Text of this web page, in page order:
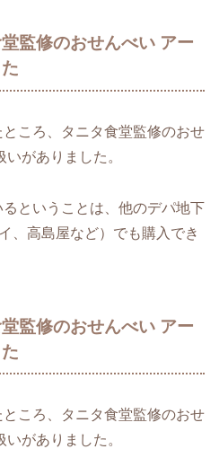
監修のおせんべい アー
ころ、タニタ食堂監修のおせ
がありました。
ということは、他のデパ地下
、高島屋など）でも購入でき
監修のおせんべい アー
ころ、タニタ食堂監修のおせ
がありました。